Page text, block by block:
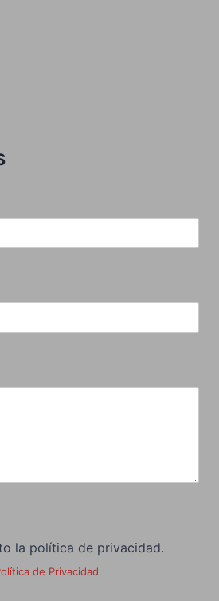
la política de privacidad.
de Privacidad